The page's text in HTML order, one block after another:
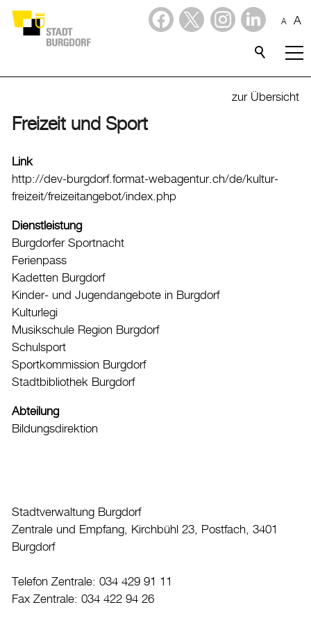
A A
Abfall
Ausländerinnen und Ausländer
Bildung
Sport
Freizeit
Gesundheit, Alter und Soziales
Kinder, Jugendliche und Familie
Kultur
Auto & Parkieren
Sicherheit
Stadtporträt
Wirtschaft
zur Übersicht
Freizeit und Sport
Link
http://dev-burgdorf.format-webagentur.ch/de/kultur-
freizeit/freizeitangebot/index.php
Dienstleistung
Burgdorfer Sportnacht
Ferienpass
Kadetten Burgdorf
Kinder- und Jugendangebote in Burgdorf
Kulturlegi
Musikschule Region Burgdorf
Schulsport
Sportkommission Burgdorf
Stadtbibliothek Burgdorf
Abteilung
Bildungsdirektion
Stadtverwaltung Burgdorf
Zentrale und Empfang, Kirchbühl 23, Postfach, 3401
Burgdorf
Telefon Zentrale: 034 429 91 11
Fax Zentrale: 034 422 94 26